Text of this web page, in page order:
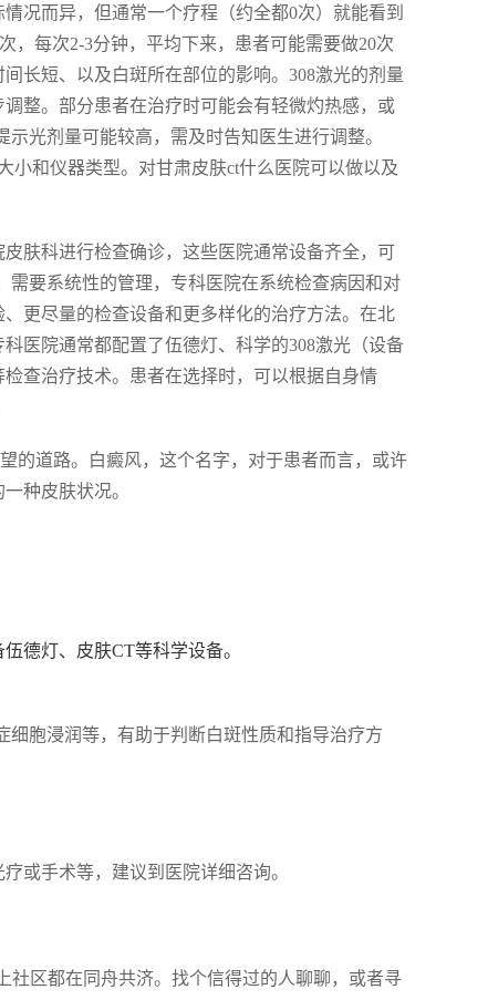
况而异，但通常一个疗程（约全都0次）就能看到
，每次2-3分钟，平均下来，患者可能需要做20次
长短、以及白斑所在部位的影响。308激光的剂量
整。部分患者在治疗时可能会有轻微灼热感，或
光剂量可能较高，需及时告知医生进行调整。
小和仪器类型。对甘肃皮肤ct什么医院可以做以及
肤科进行检查确诊，这些医院通常设备齐全，可
要系统性的管理，专科医院在系统检查病因和对
更尽量的检查设备和更多样化的治疗方法。在北
医院通常都配置了伍德灯、科学的308激光（设备
查治疗技术。患者在选择时，可以根据自身情
的道路。白癜风，这个名字，对于患者而言，或许
种皮肤状况。
德灯、皮肤CT等科学设备。
胞浸润等，有助于判断白斑性质和指导治疗方
或手术等，建议到医院详细咨询。
社区都在同舟共济。找个信得过的人聊聊，或者寻